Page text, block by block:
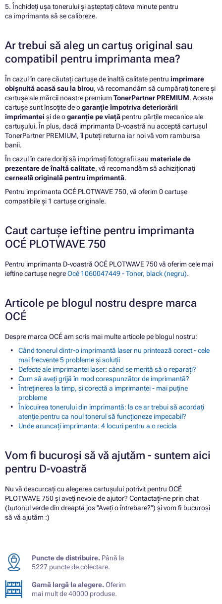
5. Închideți ușa tonerului și așteptați câteva minute pentru
ca imprimanta să se calibreze.
Ar trebui să aleg un cartuș original sau
compatibil pentru imprimanta mea?
În cazul în care căutați cartușe de înaltă calitate pentru imprimare
obișnuită acasă sau la birou, vă recomandăm să cumpărați tonere și
cartușe ale mărcii noastre premiumTonerPartner PREMIUM. Aceste
cartușe sunt însoțite de ogaranție împotriva deteriorării
imprimantei și de ogaranție pe viață pentru părțile mecanice ale
cartușului. În plus, dacă imprimanta D-voastră nu acceptă cartușul
TonerPartner PREMIUM, îl puteți returna iar noi vă vom rambursa
banii.
În cazul în care doriți să imprimați fotografii sau materiale de
prezentare de înaltă calitate, vă recomandăm să achiziționați
cerneală originală pentru imprimantă.
Pentru imprimanta OCÉ PLOTWAVE 750, vă oferim 0 cartușe
compatibile și 1 cartușe originale.
Caut cartușe ieftine pentru imprimanta
OCÉ PLOTWAVE 750
Pentru imprimanta D-voastră OCÉ PLOTWAVE 750 vă oferim cele mai
ieftine cartușe negreOcé 1060047449 - Toner, black (negru).
Articole pe blogul nostru despre marca
OCÉ
Despre marca OCÉ am scris mai multe articole pe blogul nostru:
Când tonerul dintr-o imprimantă laser nu printează corect - cele
mai frecvente 5 probleme și soluții
Defecte ale imprimantei laser: când se merită să o reparați?
Cum să aveți grijă în mod corespunzător de imprimantă?
Întreținerea la timp, și corectă a imprimantei - mai puține
probleme
Înlocuirea tonerului din imprimantă: la ce ar trebui să acordați
atenție pentru ca noul tonerul să funcționeze impecabil?
Unde aruncați imprimanta: 4 locuri pentru a o recicla
Vom fi bucuroși să vă ajutăm - suntem aici
pentru D-voastră
Nu vă descurcați cu alegerea cartușului potrivit pentru OCÉ
PLOTWAVE 750 și aveți nevoie de ajutor? Contactați-ne prin chat
(butonul verde din dreapta jos "Aveți o întrebare?") și vom fi bucuroși
să vă ajutăm :)
Puncte de distribuire. Până la
5227 puncte de colectare.
Gamă largă la alegere.Oferim
mai mult de 40000 produse.